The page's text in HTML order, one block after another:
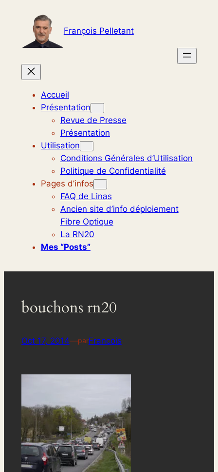
contenu
François Pelletant
Accueil
Présentation
Revue de Presse
Présentation
Utilisation
Conditions Générales d’Utilisation
Politique de Confidentialité
Pages d’infos
FAQ de Linas
Ancien site d’info déploiement
Fibre Optique
La RN20
Mes “posts”
bouchons rn20
Oct 17, 2014—parFrancois